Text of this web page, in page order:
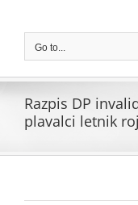
contentGo to...
Razpis DP
plavalci letnik